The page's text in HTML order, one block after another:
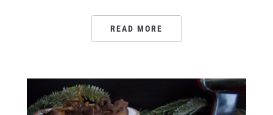
READ MORE